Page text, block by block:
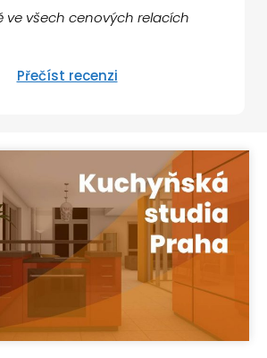
ve všech cenových relacích
Přečíst recenzi